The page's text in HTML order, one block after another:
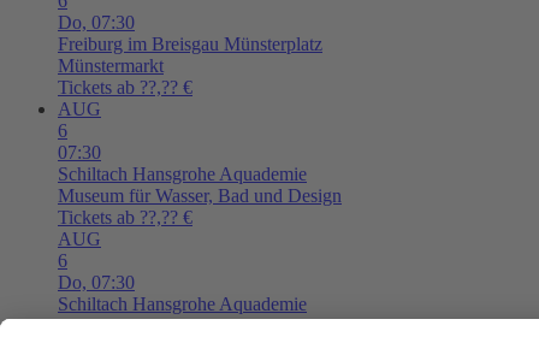
Do, 07:30
Freiburg im Breisgau Münsterplatz
Münstermarkt
Tickets ab ??,?? €
AUG
6
07:30
Schiltach Hansgrohe Aquademie
Museum für Wasser, Bad und Design
Tickets ab ??,?? €
AUG
6
Do, 07:30
Schiltach Hansgrohe Aquademie
Museum für Wasser, Bad und Design